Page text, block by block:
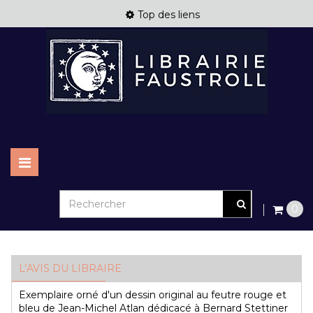
Top des liens
Basculer
la
navigation
0
L’AVIS DU LIBRAIRE
Exemplaire orné d'un dessin original au feutre rouge et
bleu de Jean-Michel Atlan dédicacé à Bernard Stettiner